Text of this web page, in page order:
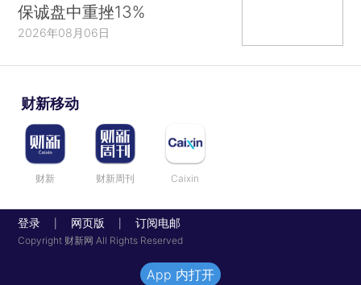
保诚盘中重挫13%
2026年08月06日
财新移动
财新 财新周刊 Caixin
登录 网页版 订阅电邮
Copyright 财新网 All Rights Reserved
App 内打开